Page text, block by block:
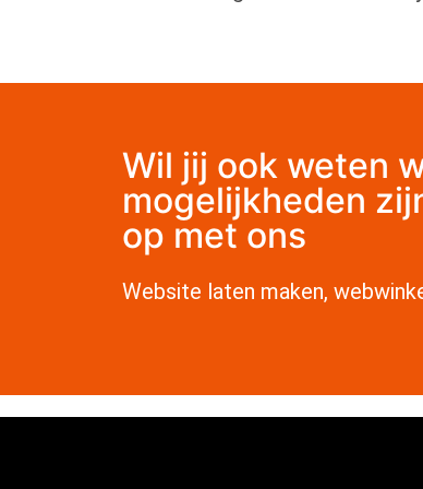
Wil jij ook weten
mogelijkheden
op met ons
Website laten maken,